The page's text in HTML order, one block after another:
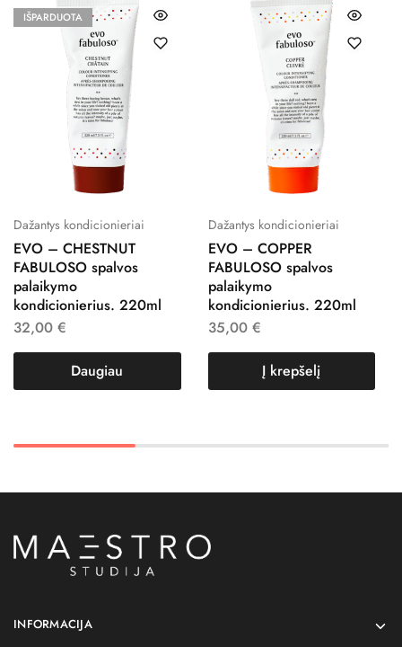
IŠPARDUOTA
Dažantys kondicionieriai
EVO – CHESTNUT
FABULOSO spalvos
palaikymo
kondicionierius. 220ml
32,00 €
Daugiau
Dažantys kondicionieriai
EVO – COPPER
FABULOSO spalvos
palaikymo
kondicionierius. 220ml
35,00 €
Į krepšelį
INFORMACIJA